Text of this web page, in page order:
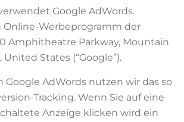
Google AdWords.
Online-Werbeprogramm der
Amphitheatre Parkway, Mountain
United States (“Google”).
Google AdWords nutzen wir das so
Tracking. Wenn Sie auf eine
Anzeige klicken wird ein